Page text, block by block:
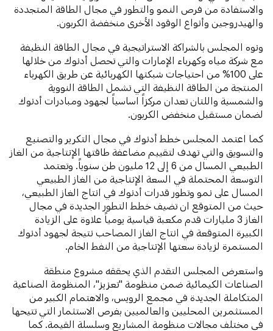
والاستفادة من فرص النمو والتطور في مجال الطاقة المتجددة
والهيدروجين وأنواع الوقود الأخرى منخفضة الكربون.
ونوه المجلس بالشراكة الاستراتيجية في مجال الطاقة النظيفة
مع شركة مياه وكهرباء الإمارات والتي تحصل أدنوك من خلالها
على 100% من احتياجات شبكتها الكهربائية عن طريق الكهرباء
المنتجة من الطاقة النظيفة التي تشمل الطاقة النووية
والشمسية واللتان تعدان مركزاً اساسياً لجهود ومبادرات أدنوك
لضمان مستقبل منخفض الكربون.
كما اعتمد المجلس خطط أدنوك في مجال التكرير والتصنيع
والتسويق والتي تهدف لتقييم مضاعفة طاقتها الإنتاجية من الغاز
الطبيعي المسال من 6 إلى 12 مليون طن سنوياً. وتعتمد
التوسعة المحتملة في السعة الإنتاجية من الغاز الطبيعي
المسال على نمو وتطور قدرات أدنوك في انتاج الغاز الطبيعي،
حيث من المتوقع ان تضيف خطط التطور الجديدة في مجال
الغاز 3 مليارات قدم مكعبة قياسية يومياً علاوة على الزيادة
الكبيرة المتوقعة في انتاج الغاز المصاحب نتيجة لجهود أدنوك
المستمرة لزيادة سعتها الإنتاجية من النفط الخام.
واستعرض المجلس التقدم الذي يحققه مشروع منطقة
الصناعات الكيمائية ضمن منظومة "تعزيز"، المنظومة الصناعية
المتكاملة الجديدة في مجمع الرويس، والاهتمام الكبير من
المستثمرين المحليين والعالميين بفرص الاستثمار التي تتيحها
في مختلف مجالات منظومة المشاريع وسلسلة القيمة. كما